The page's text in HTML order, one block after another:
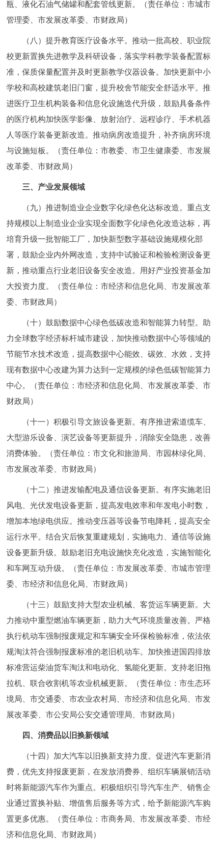
瓶、液化石油气储罐和配套管线更新。（责任单位：市城市
管理委、市发展改革委、市财政局）
（八）提升教育医疗设备水平。推动一批高校、职业院
校更新置换先进教学及科研设备，落实学科教学装备配置标
准，保质保量配置并及时更新教学仪器设备。加快更新中小
学校和高校建筑老旧门窗，提升校舍节能安全舒适水平。推
进医疗卫生机构装备和信息化设施迭代升级，鼓励具备条件
的医疗机构加快医学影像、放射治疗、远程诊疗、手术机器
人等医疗装备更新改造。推动病房改造提升，补齐病房环境
与设施短板。（责任单位：市教委、市卫生健康委、市发展
改革委、市财政局）
三、产业发展领域
（九）推进制造业企业数字化绿色化达标改造。重点支
持规模以上制造业企业实现全面数字化绿色化改造达标，再
培育升级一批智能工厂，加快新型数字基础设施规模化部
署，鼓励企业内外网改造，支持中试验证和检验检测设备更
新，推动重点行业老旧设备安全改造。用好产业投资基金加
大投资力度。（责任单位：市经济和信息化局、市发展改革
委、市财政局）
（十）鼓励数据中心绿色低碳改造和智能算力转型。助
力全球数字经济标杆城市建设，加快推动数据中心等领域的
节能节水技术改造，提高数据中心能效、碳效、水效，支持
现有数据中心改建为算力达到一定规模的绿色低碳智能算力
中心。（责任单位：市经济和信息化局、市发展改革委、市
财政局）
（十一）积极引导文旅设备更新。有序推进索道缆车、
大型游乐设备、演艺设备等更新提升，消除安全隐患，改善
消费体验。（责任单位：市文化和旅游局、市园林绿化局、
市发展改革委、市财政局）
（十二）推进发输配电及通信设备更新。有序实施老旧
风电、光伏发电设备更新，提高发电效率和年发电小时数，
增加本地绿电供应。推动变压器等设备节电降耗，提高安全
运行水平。结合灾后恢复重建规划，实施电力、通信等设施
设备更新升级。鼓励老旧充电设施快充化改造，实施智能化
和车网互动升级。（责任单位：市发展改革委、市城市管理
委、市经济和信息化局、市财政局）
（十三）鼓励支持大型农业机械、客货运车辆更新。大
力推动中重型燃油车辆更新，助力大气环境质量改善。严格
执行机动车强制报废规定和车辆安全环保检验标准，依法依
规淘汰符合强制报废标准的老旧机动车。加快推进国四排放
标准营运柴油货车淘汰和电动化、氢能化更新。支持老旧拖
拉机、联合收割机等农业机械更新。（责任单位：市生态环
境局、市交通委、市农业农村局、市经济和信息化局、市发
展改革委、市公安局公安交通管理局、市财政局）
四、消费品以旧换新领域
（十四）加大汽车以旧换新支持力度。促进汽车更新消
费，优先支持报废更新，在发放消费券、组织车辆展销活动
时将新能源汽车作为重点。积极组织引导汽车生产、销售企
业通过置换补贴、增值售后服务等方式，给予新能源汽车购
置更多优惠。（责任单位：市商务局、市发展改革委、市经
济和信息化局、市财政局）